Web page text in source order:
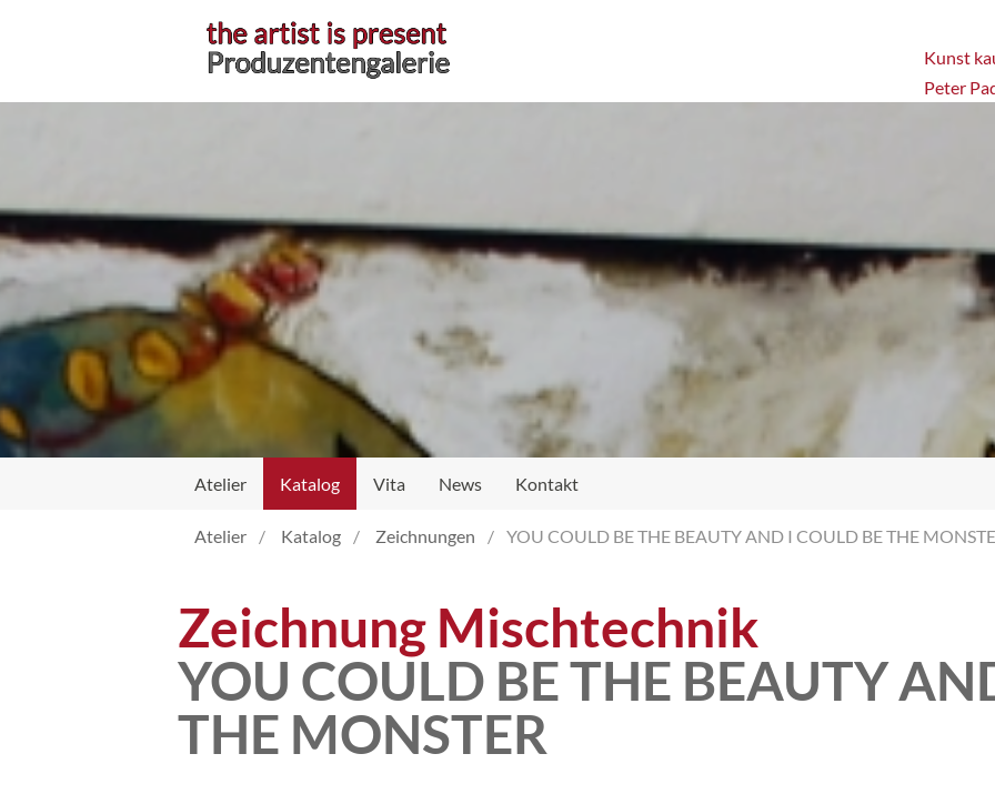
Kunst
Peter
Atelier Katalog Vita News Kontakt
Atelier Katalog Zeichnungen YOU COULD BE THE BEAUTY AND I COULD BE THE
Zeichnung Mischtechnik
YOU COULD BE THE BEAUTY
THE MONSTER